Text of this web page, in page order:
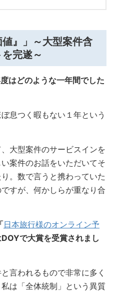
値』」～大型案件含
完遂～
はどのような一年間でした
息つく暇もない１年という
大型案件のサービスインを
案件のお話をいただいてそ
。数で言うと携わっていた
すが、何かしらが重なり合
日本旅行様のオンライン予
DOYで大賞を受賞されまし
言われるもので非常に多く
は「全体統制」という異質